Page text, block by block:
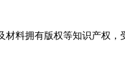
料拥有版权等知识产权